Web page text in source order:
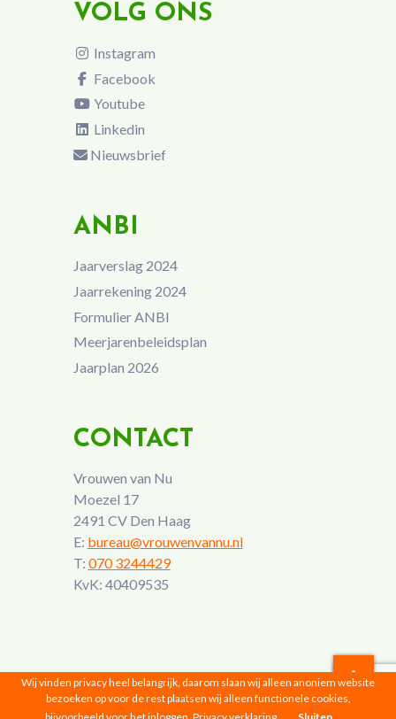
VOLG ONS
Instagram
Facebook
Youtube
Linkedin
Nieuwsbrief
ANBI
Jaarverslag 2024
Jaarrekening 2024
Formulier ANBI
Meerjarenbeleidsplan
Jaarplan 2026
CONTACT
Vrouwen van Nu
Moezel 17
2491 CV Den Haag
E: bureau@vrouwenvannu.nl
T: 070 3244429
KvK: 40409535
Vrouwen van Nu © 2026 |Privacyverklaring
Wij vinden privacy heel belangrijk, daarom slaan wij alleen anoniem website
bezoeken op voor de rest plaatsen wij alleen functionele cookies,